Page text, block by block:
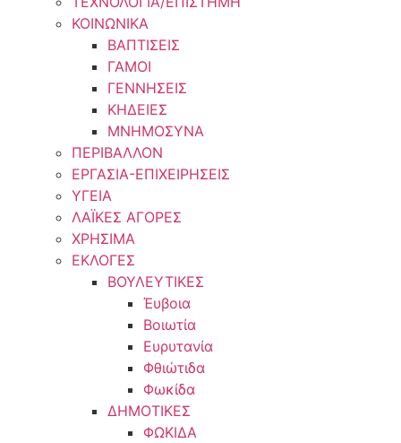
ΚΟΙΝΩΝΙΚΑ
ΒΑΠΤΙΣΕΙΣ
ΓΑΜΟΙ
ΓΕΝΝΗΣΕΙΣ
ΚΗΔΕΙΕΣ
ΜΝΗΜΟΣΥΝΑ
ΠΕΡΙΒΑΛΛΟΝ
ΕΡΓΑΣΙΑ-ΕΠΙΧΕΙΡΗΣΕΙΣ
ΥΓΕΙΑ
ΛΑΪΚΕΣ ΑΓΟΡΕΣ
ΧΡΗΣΙΜΑ
ΕΚΛΟΓΕΣ
ΒΟΥΛΕΥΤΙΚΕΣ
Έυβοια
Βοιωτία
Ευρυτανία
Φθιώτιδα
Φωκίδα
ΔΗΜΟΤΙΚΕΣ
ΦΩΚΙΔΑ